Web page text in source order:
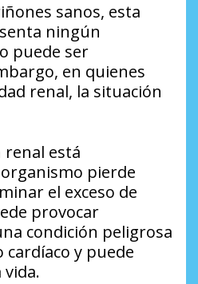
sanos, esta
ningún
puede ser
en quienes
renal, la situación
renal está
pierde
el exceso de
provocar
condición peligrosa
y puede